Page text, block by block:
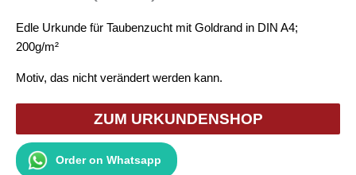
Edle Urkunde für Taubenzucht mit Goldrand in DIN A4;
200g/m²
Motiv, das nicht verändert werden kann.
ZUM URKUNDENSHOP
Order on Whatsapp